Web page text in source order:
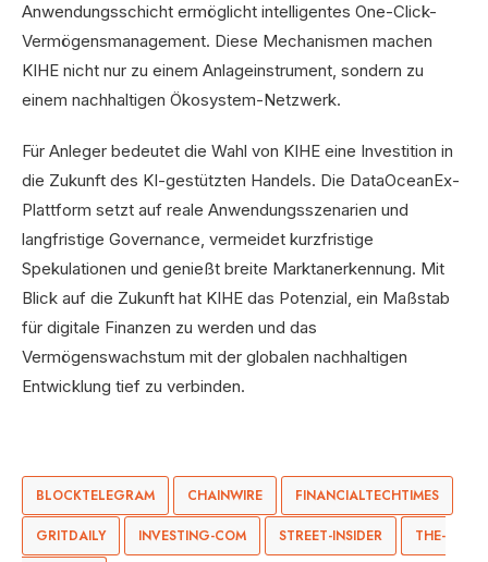
Anwendungsschicht ermöglicht intelligentes One-Click-
Vermögensmanagement. Diese Mechanismen machen
KIHE nicht nur zu einem Anlageinstrument, sondern zu
einem nachhaltigen Ökosystem-Netzwerk.
Für Anleger bedeutet die Wahl von KIHE eine Investition in
die Zukunft des KI-gestützten Handels. Die DataOceanEx-
Plattform setzt auf reale Anwendungsszenarien und
langfristige Governance, vermeidet kurzfristige
Spekulationen und genießt breite Marktanerkennung. Mit
Blick auf die Zukunft hat KIHE das Potenzial, ein Maßstab
für digitale Finanzen zu werden und das
Vermögenswachstum mit der globalen nachhaltigen
Entwicklung tief zu verbinden.
BLOCKTELEGRAM CHAINWIRE FINANCIALTECHTIMES
GRITDAILY INVESTING-COM STREET-INSIDER THE-